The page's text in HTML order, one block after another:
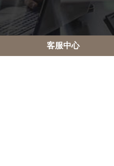
客服中心